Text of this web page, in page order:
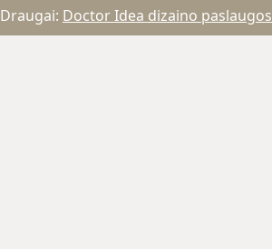
Draugai: Doctor Idea dizaino paslaugos